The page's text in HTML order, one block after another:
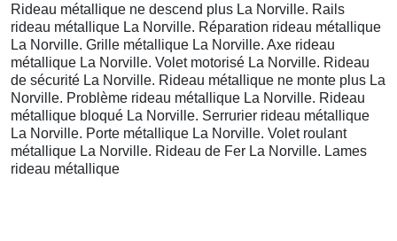
Rideau métallique ne descend plus La Norville. Rails
rideau métallique La Norville. Réparation rideau métallique
La Norville. Grille métallique La Norville. Axe rideau
métallique La Norville. Volet motorisé La Norville. Rideau
de sécurité La Norville. Rideau métallique ne monte plus La
Norville. Problème rideau métallique La Norville. Rideau
métallique bloqué La Norville. Serrurier rideau métallique
La Norville. Porte métallique La Norville. Volet roulant
métallique La Norville. Rideau de Fer La Norville. Lames
rideau métallique